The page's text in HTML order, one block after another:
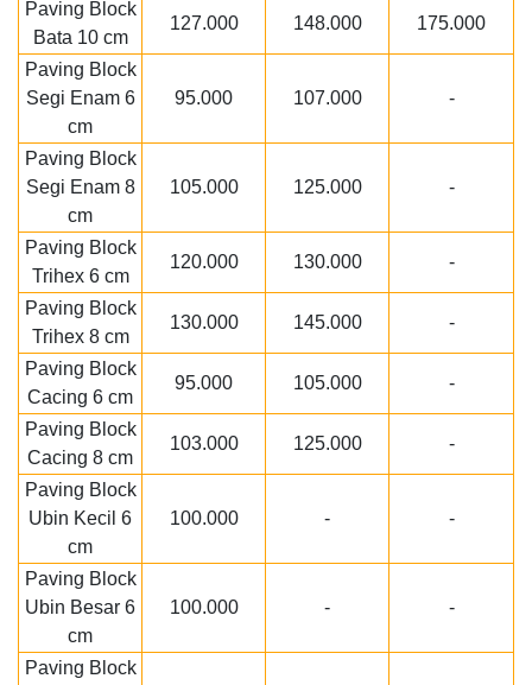
Paving Block
Bata 10 cm
127.000 148.000 175.000
Paving Block
Segi Enam 6
cm
95.000 107.000 -
Paving Block
Segi Enam 8
cm
105.000 125.000 -
Paving Block
Trihex 6 cm
120.000 130.000 -
Paving Block
Trihex 8 cm
130.000 145.000 -
Paving Block
Cacing 6 cm
95.000 105.000 -
Paving Block
Cacing 8 cm
103.000 125.000 -
Paving Block
Ubin Kecil 6
cm
100.000 - -
Paving Block
Ubin Besar 6
cm
100.000 - -
Paving Block